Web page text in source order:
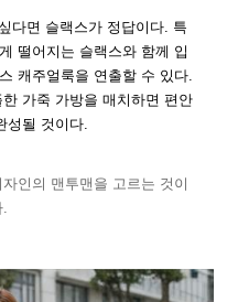
다면 슬랙스가 정답이다. 특
떨어지는 슬랙스와 함께 입
캐주얼룩을 연출할 수 있다.
가죽 가방을 매치하면 편안
성될 것이다.
인의 맨투맨을 고르는 것이
.